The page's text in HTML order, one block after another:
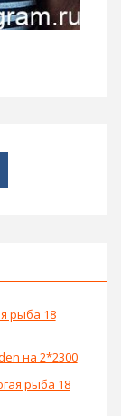
рыба 18
на 2*2300
рыба 18